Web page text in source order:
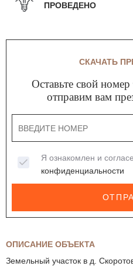
ПРОВЕДЕНО
ОПИСАНИЕ ОБЪЕКТА
Земельный участок в д.
СКАЧАТЬ
Оставьте свой
отправим вам
Я ознакомлен и
конфиденциальности